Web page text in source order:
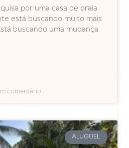
por uma casa de praia
está buscando muito mais
buscando uma mudança
comentário
ALUGUEL